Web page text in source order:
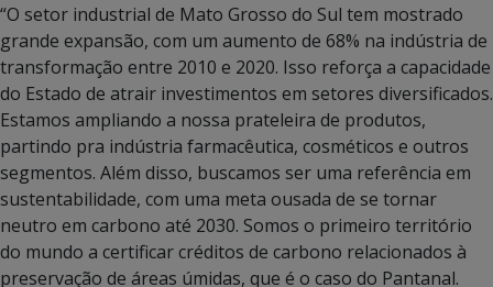
“O setor industrial de Mato Grosso do Sul tem mostrado
grande expansão, com um aumento de 68% na indústria de
transformação entre 2010 e 2020. Isso reforça a capacidade
do Estado de atrair investimentos em setores diversificados.
Estamos ampliando a nossa prateleira de produtos,
partindo pra indústria farmacêutica, cosméticos e outros
segmentos. Além disso, buscamos ser uma referência em
sustentabilidade, com uma meta ousada de se tornar
neutro em carbono até 2030. Somos o primeiro território
do mundo a certificar créditos de carbono relacionados à
preservação de áreas úmidas, que é o caso do Pantanal.